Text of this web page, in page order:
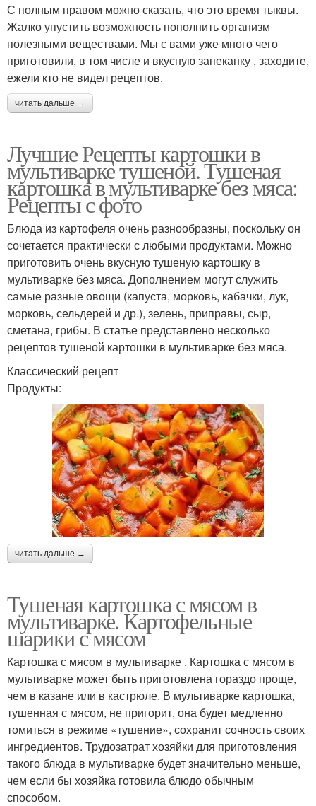
С полным правом можно сказать, что это время тыквы.
Жалко упустить возможность пополнить организм
полезными веществами. Мы с вами уже много чего
приготовили, в том числе и вкусную запеканку , заходите,
ежели кто не видел рецептов.
читать дальше →
Лучшие Рецепты картошки в
мультиварке тушеной. Тушеная
картошка в мультиварке без мяса:
Рецепты с фото
Блюда из картофеля очень разнообразны, поскольку он
сочетается практически с любыми продуктами. Можно
приготовить очень вкусную тушеную картошку в
мультиварке без мяса. Дополнением могут служить
самые разные овощи (капуста, морковь, кабачки, лук,
морковь, сельдерей и др.), зелень, приправы, сыр,
сметана, грибы. В статье представлено несколько
рецептов тушеной картошки в мультиварке без мяса.
Классический рецепт
Продукты:
читать дальше →
Тушеная картошка с мясом в
мультиварке. Картофельные
шарики с мясом
Картошка с мясом в мультиварке . Картошка с мясом в
мультиварке может быть приготовлена гораздо проще,
чем в казане или в кастрюле. В мультиварке картошка,
тушенная с мясом, не пригорит, она будет медленно
томиться в режиме «тушение», сохранит сочность своих
ингредиентов. Трудозатрат хозяйки для приготовления
такого блюда в мультиварке будет значительно меньше,
чем если бы хозяйка готовила блюдо обычным
способом.